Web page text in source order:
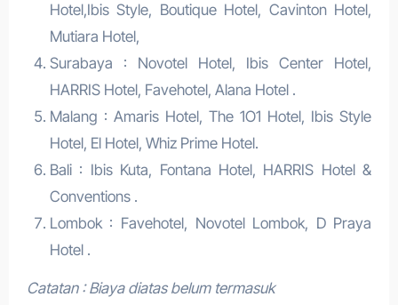
Hotel,Ibis Style, Boutique Hotel, Cavinton Hotel,
Mutiara Hotel,
Surabaya : Novotel Hotel, Ibis Center Hotel,
HARRIS Hotel, Favehotel, Alana Hotel .
Malang : Amaris Hotel, The 1O1 Hotel, Ibis Style
Hotel, El Hotel, Whiz Prime Hotel.
Bali : Ibis Kuta, Fontana Hotel, HARRIS Hotel &
Conventions .
Lombok : Favehotel, Novotel Lombok, D Praya
Hotel .
Catatan : Biaya diatas belum termasuk